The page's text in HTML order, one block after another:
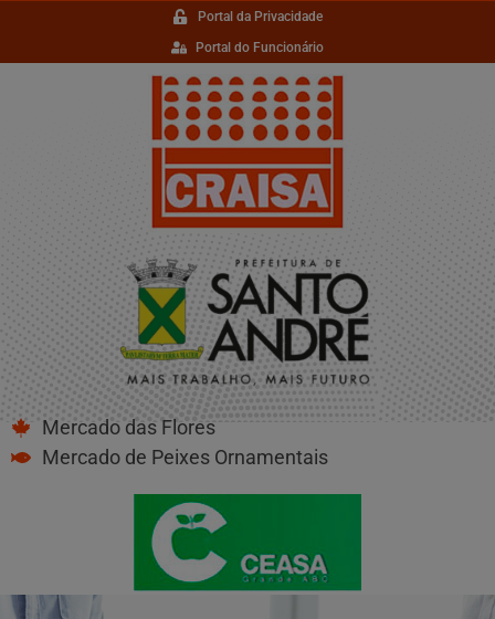
Portal da Privacidade
Portal do Funcionário
Mercado das Flores
Mercado de Peixes Ornamentais